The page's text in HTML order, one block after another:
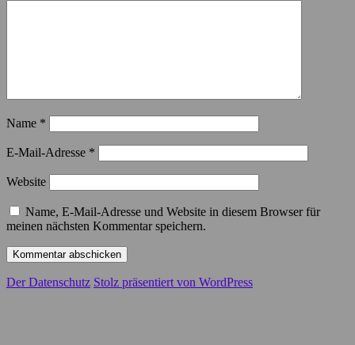
Name *
E-Mail-Adresse *
Website
Name, E-Mail-Adresse und Website in diesem Browser für
meinen nächsten Kommentar speichern.
Der Datenschutz Stolz präsentiert von WordPress